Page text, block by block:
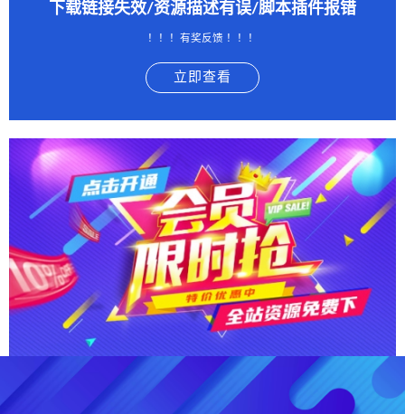
下载链接失效/资源描述有误/脚本插件报错
！！！有奖反馈 ！！！
立即查看